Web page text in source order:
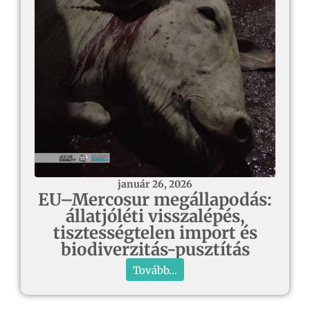
január 26, 2026
EU–Mercosur megállapodás:
állatjóléti visszalépés,
tisztességtelen import és
biodiverzitás-pusztítás
Tovább...